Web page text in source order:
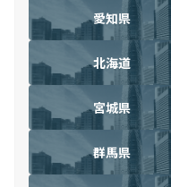
愛知県
北海道
宮城県
群馬県